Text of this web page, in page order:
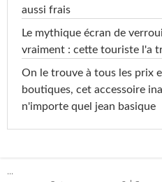
aussi frais
Le mythique écran de
vraiment : cette touriste l'a
On le trouve à tous les prix
boutiques, cet accessoire
n'importe quel jean basique
...